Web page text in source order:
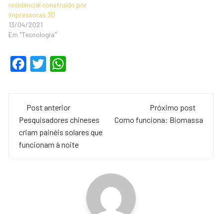
residencial construído por
impressoras 3D
13/04/2021
Em "Tecnologia"
F
e
b
o
T
er s
A
p
Navegação
de
post
Post anterior
Pesquisadores chineses
criam painéis solares que
funcionam à noite
Próximo post
Como funciona: Biomassa